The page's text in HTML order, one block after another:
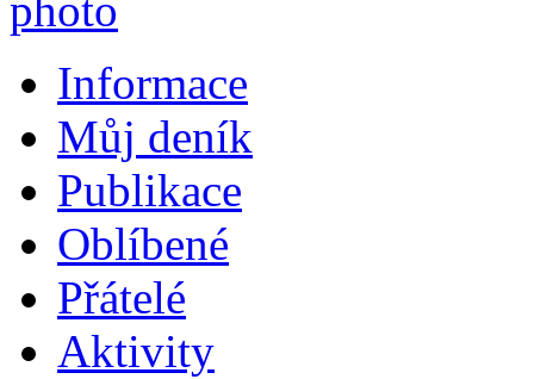
Informace
Můj deník
Publikace
Oblíbené
Přátelé
Aktivity